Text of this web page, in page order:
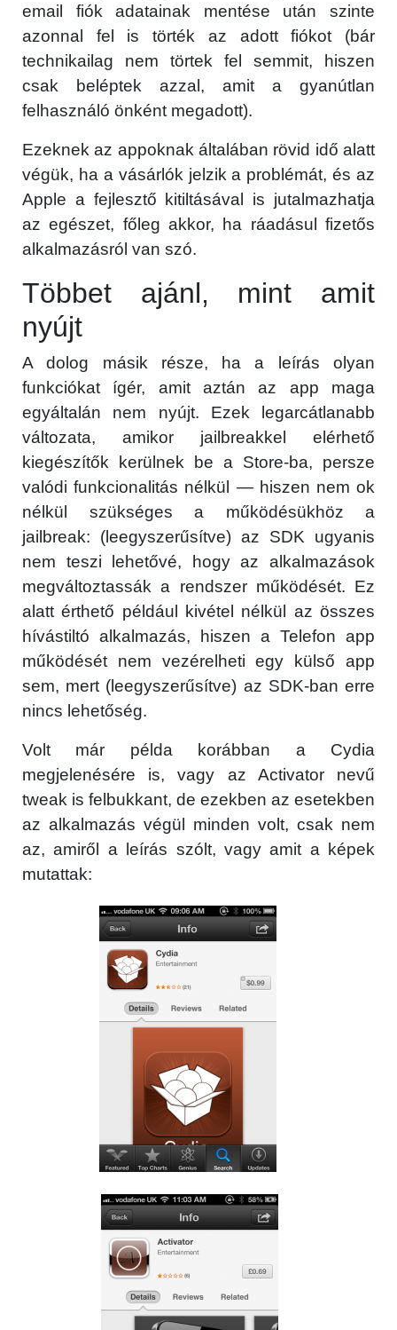
email fiók adatainak mentése után szinte
azonnal fel is törték az adott fiókot (bár
technikailag nem törtek fel semmit, hiszen
csak beléptek azzal, amit a gyanútlan
felhasználó önként megadott).
Ezeknek az appoknak általában rövid idő alatt
végük, ha a vásárlók jelzik a problémát, és az
Apple a fejlesztő kitiltásával is jutalmazhatja
az egészet, főleg akkor, ha ráadásul fizetős
alkalmazásról van szó.
Többet ajánl, mint amit
nyújt
A dolog másik része, ha a leírás olyan
funkciókat ígér, amit aztán az app maga
egyáltalán nem nyújt. Ezek legarcátlanabb
változata, amikor jailbreakkel elérhető
kiegészítők kerülnek be a Store-ba, persze
valódi funkcionalitás nélkül — hiszen nem ok
nélkül szükséges a működésükhöz a
jailbreak: (leegyszerűsítve) az SDK ugyanis
nem teszi lehetővé, hogy az alkalmazások
megváltoztassák a rendszer működését. Ez
alatt érthető például kivétel nélkül az összes
hívástiltó alkalmazás, hiszen a Telefon app
működését nem vezérelheti egy külső app
sem, mert (leegyszerűsítve) az SDK-ban erre
nincs lehetőség.
Volt már példa korábban a Cydia
megjelenésére is, vagy az Activator nevű
tweak is felbukkant, de ezekben az esetekben
az alkalmazás végül minden volt, csak nem
az, amiről a leírás szólt, vagy amit a képek
mutattak: